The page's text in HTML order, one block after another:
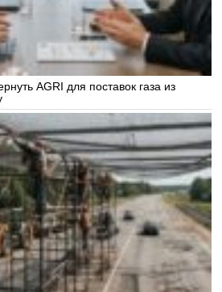
AGRI для поставок газа из